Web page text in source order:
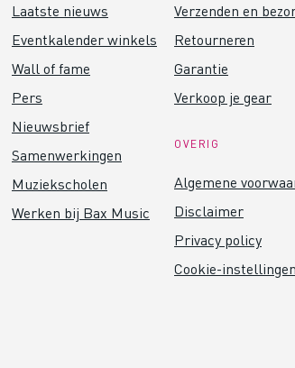
Laatste nieuws
Eventkalender winkels
Wall of fame
Pers
Nieuwsbrief
Samenwerkingen
Muziekscholen
Werken bij Bax Music
Verzenden en
Retourneren
Garantie
Verkoop je gear
OVERIG
Algemene
Disclaimer
Privacy policy
Cookie-instellingen